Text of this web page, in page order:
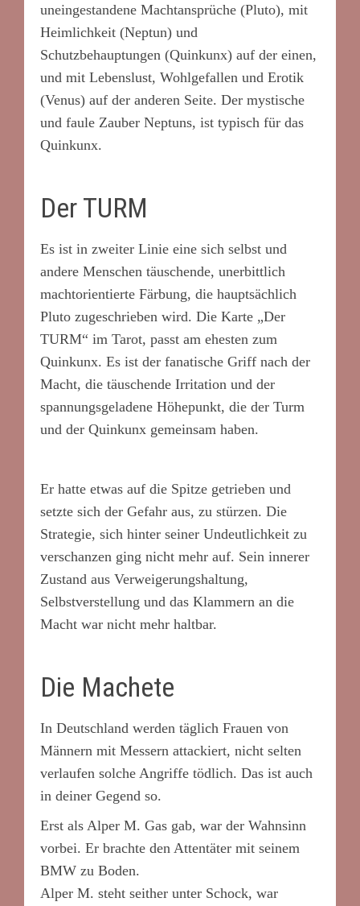
uneingestandene Machtansprüche (Pluto), mit
Heimlichkeit (Neptun) und
Schutzbehauptungen (Quinkunx) auf der einen,
und mit Lebenslust, Wohlgefallen und Erotik
(Venus) auf der anderen Seite. Der mystische
und faule Zauber Neptuns, ist typisch für das
Quinkunx.
Der TURM
Es ist in zweiter Linie eine sich selbst und
andere Menschen täuschende, unerbittlich
machtorientierte Färbung, die hauptsächlich
Pluto zugeschrieben wird. Die Karte „Der
TURM“ im Tarot, passt am ehesten zum
Quinkunx. Es ist der fanatische Griff nach der
Macht, die täuschende Irritation und der
spannungsgeladene Höhepunkt, die der Turm
und der Quinkunx gemeinsam haben.
Er hatte etwas auf die Spitze getrieben und
setzte sich der Gefahr aus, zu stürzen. Die
Strategie, sich hinter seiner Undeutlichkeit zu
verschanzen ging nicht mehr auf. Sein innerer
Zustand aus Verweigerungshaltung,
Selbstverstellung und das Klammern an die
Macht war nicht mehr haltbar.
Die Machete
In Deutschland werden täglich Frauen von
Männern mit Messern attackiert, nicht selten
verlaufen solche Angriffe tödlich. Das ist auch
in deiner Gegend so.
Erst als Alper M. Gas gab, war der Wahnsinn
vorbei. Er brachte den Attentäter mit seinem
BMW zu Boden.
Alper M. steht seither unter Schock, war